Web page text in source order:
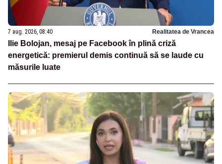
7 aug. 2026, 08:40 Realitatea de Vrancea
Ilie Bolojan, mesaj pe Facebook în plină criză
energetică: premierul demis continuă să se laude cu
măsurile luate